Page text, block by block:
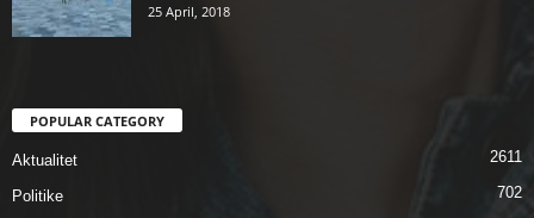
25 April, 2018
POPULAR CATEGORY
Aktualitet 2611
Politike 702